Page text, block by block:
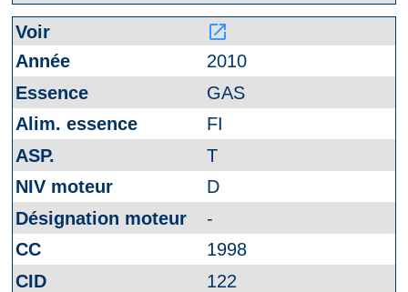
launch
2010
GAS
FI
T
D
-
1998
122